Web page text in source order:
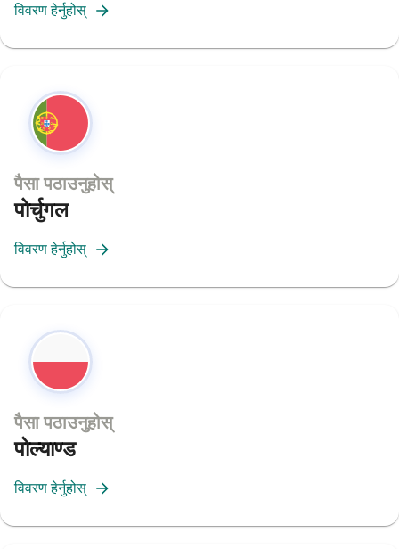
विवरण हेर्नुहोस्
पैसा पठाउनुहोस्
पोर्चुगल
विवरण हेर्नुहोस्
पैसा पठाउनुहोस्
पोल्याण्ड
विवरण हेर्नुहोस्